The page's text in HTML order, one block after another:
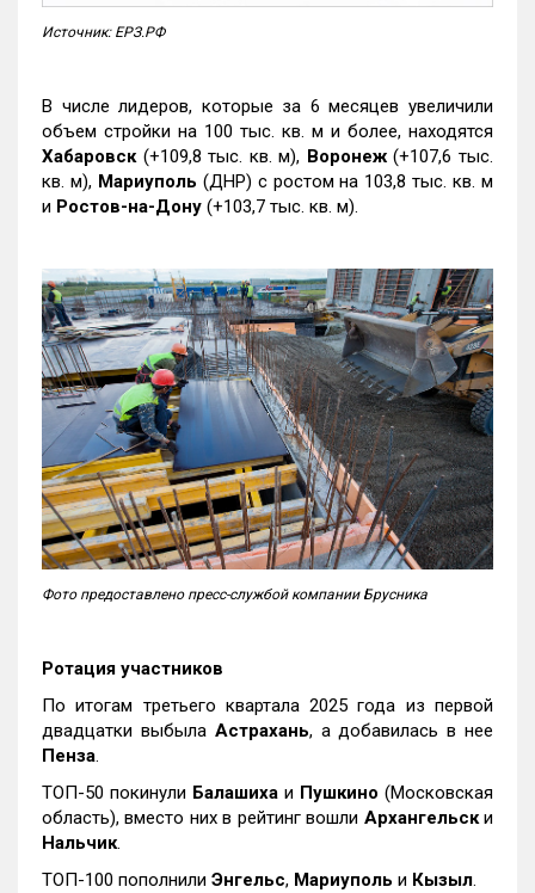
Источник: ЕРЗ.РФ
В числе лидеров, которые за 6 месяцев увеличили
объем стройки на 100 тыс. кв. м и более, находятся
Хабаровск (+109,8 тыс. кв. м), Воронеж(+107,6 тыс.
кв. м), Мариуполь (ДНР) с ростом на 103,8 тыс. кв. м
и Ростов-на-Дону (+103,7 тыс. кв. м).
Фото предоставлено пресс-службой компании Брусника
Ротация участников
По итогам третьего квартала 2025 года из первой
двадцатки выбыла Астрахань, а добавилась в нее
Пенза.
ТОП-50 покинули Балашиха и Пушкино (Московская
область), вместо них в рейтинг вошли Архангельски
Нальчик.
ТОП-100 пополнили Энгельс, Мариуполь и Кызыл.